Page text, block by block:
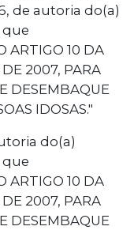
de autoria do(a)
que
ARTIGO 10 DA
DE 2007, PARA
DESEMBAQUE
IDOSAS."
do(a)
que
ARTIGO 10 DA
DE 2007, PARA
DESEMBAQUE